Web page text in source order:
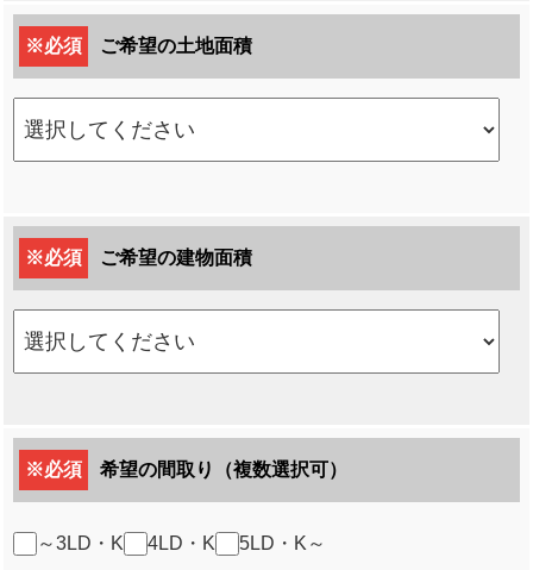
※必須 ご希望の土地面積
※必須 ご希望の建物面積
※必須 希望の間取り（複数選択可）
～3LD・K 4LD・K 5LD・K～